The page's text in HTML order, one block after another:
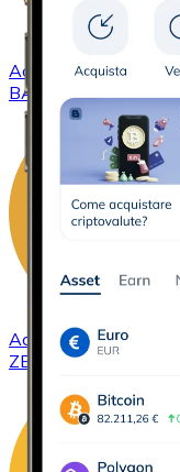
AcquistareBasic
BAT
AcquistareZCash
ZEC